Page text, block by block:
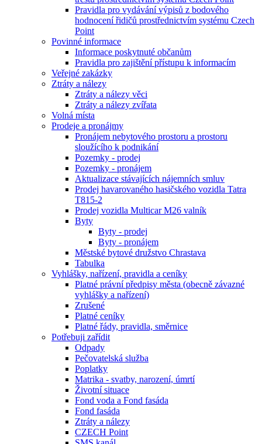
Pravidla pro vydávání výpisů z bodového
hodnocení řidičů prostřednictvím systému Czech
Point
Povinné informace
Informace poskytnuté občanům
Pravidla pro zajištění přístupu k informacím
Veřejné zakázky
Ztráty a nálezy
Ztráty a nálezy věci
Ztráty a nálezy zvířata
Volná místa
Prodeje a pronájmy
Pronájem nebytového prostoru a prostoru
sloužícího k podnikání
Pozemky - prodej
Pozemky - pronájem
Aktualizace stávajících nájemních smluv
Prodej havarovaného hasičského vozidla Tatra
T815-2
Prodej vozidla Multicar M26 valník
Byty
Byty - prodej
Byty - pronájem
Městské bytové družstvo Chrastava
Tabulka
Vyhlášky, nařízení, pravidla a ceníky
Platné právní předpisy města (obecně závazné
vyhlášky a nařízení)
Zrušené
Platné ceníky
Platné řády, pravidla, směrnice
Potřebuji zařídit
Odpady
Pečovatelská služba
Poplatky
Matrika - svatby, narození, úmrtí
Životní situace
Fond voda a Fond fasáda
Fond fasáda
Ztráty a nálezy
CZECH Point